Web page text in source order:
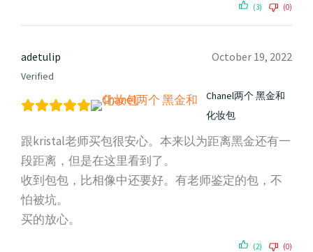
(3) (0)
adetulip
Verified
October 19, 2022
Chanel两个 黑金和
化妆包
跟kristal老师买包很安心。本来以为距离黑金还有一
段距离，但是在这里看到了。
收到包包，比相像中还要好。有老师鉴定的包，不
怕被坑。
买的放心。
(2) (0)